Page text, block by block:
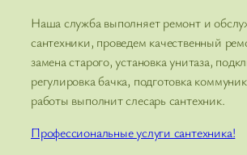
Наша служба выполняет ремонт и
сантехники, проведем качественный
замена старого, установка унитаза,
регулировка бачка, подготовка
работы выполнит слесарь сантехник.
Профессиональные услуги сантехника!